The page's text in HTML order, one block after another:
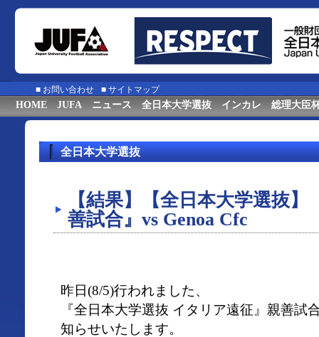
■ お問い合わせ ■ サイトマップ
HOME JUFA ニュース 全日本大学選抜 インカレ 総理大臣
全日本大学選抜
【結果】【全日本大学選抜
善試合』vs Genoa Cfc
昨日(8/5)行われました、
『全日本大学選抜 イタリア遠征』親善試
知らせいたします。